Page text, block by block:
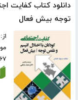
دانلود کتاب کفایت
توجه بیش فعال
۱۶۷